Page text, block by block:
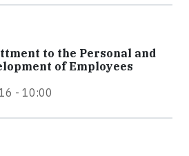
to the Personal and
of Employees
- 10:00